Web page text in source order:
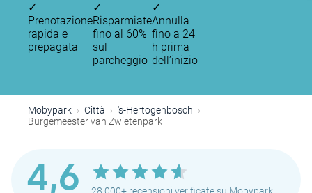
✓
Prenotazione
rapida e
prepagata
✓
Risparmiate
fino al 60%
sul
parcheggio
✓
Annulla
fino a 24
h prima
dell’inizio
Mobypark Città
's-Hertogenbosch
Burgemeester van Zwietenpark
4,6